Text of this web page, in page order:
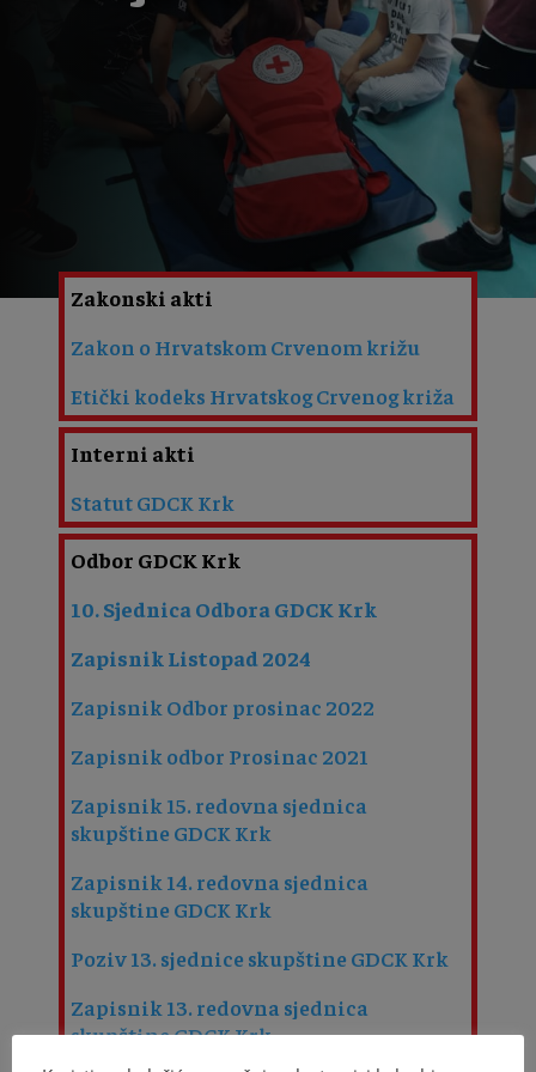
Zakonski akti
Zakon o Hrvatskom Crvenom križu
Etički kodeks Hrvatskog Crvenog križa
Interni akti
Statut GDCK Krk
Odbor GDCK Krk
10. Sjednica Odbora GDCK Krk
Zapisnik Listopad 2024
Zapisnik Odbor prosinac 2022
Zapisnik odbor Prosinac 2021
Zapisnik 15. redovna sjednica
skupštine GDCK Krk
Zapisnik 14. redovna sjednica
skupštine GDCK Krk
Poziv 13. sjednice skupštine GDCK Krk
Zapisnik 13. redovna sjednica
skupštine GDCK Krk